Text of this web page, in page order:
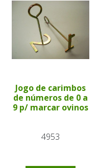
Jogo de carimbos
de números de 0 a
9 p/ marcar ovinos
4953